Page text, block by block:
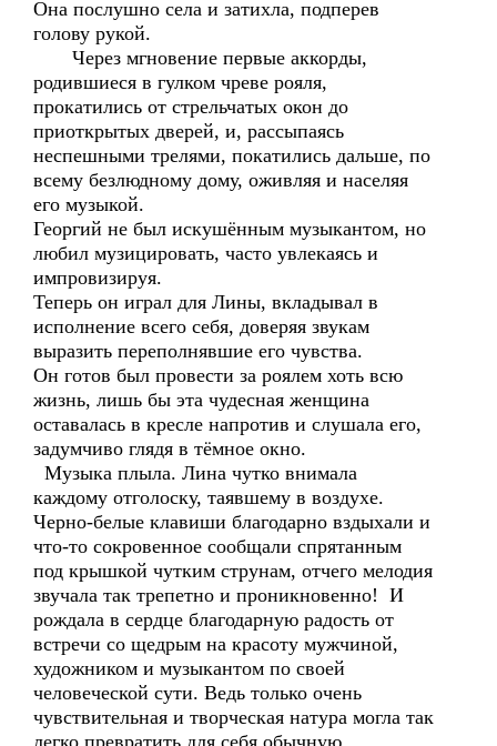
Она послушно села и затихла, подперев
голову рукой.
Через мгновение первые аккорды,
родившиеся в гулком чреве рояля,
прокатились от стрельчатых окон до
приоткрытых дверей, и, рассыпаясь
неспешными трелями, покатились дальше, по
всему безлюдному дому, оживляя и населяя
его музыкой.
Георгий не был искушённым музыкантом, но
любил музицировать, часто увлекаясь и
импровизируя.
Теперь он играл для Лины, вкладывал в
исполнение всего себя, доверяя звукам
выразить переполнявшие его чувства.
Он готов был провести за роялем хоть всю
жизнь, лишь бы эта чудесная женщина
оставалась в кресле напротив и слушала его,
задумчиво глядя в тёмное окно.
Музыка плыла. Лина чутко внимала
каждому отголоску, таявшему в воздухе.
Черно-белые клавиши благодарно вздыхали и
что-то сокровенное сообщали спрятанным
под крышкой чутким струнам, отчего мелодия
звучала так трепетно и проникновенно! И
рождала в сердце благодарную радость от
встречи со щедрым на красоту мужчиной,
художником и музыкантом по своей
человеческой сути. Ведь только очень
чувствительная и творческая натура могла так
легко превратить для себя обычную